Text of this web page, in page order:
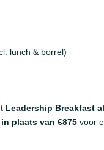
lunch & borrel)
Leadership Breakfast
plaats van €875voor